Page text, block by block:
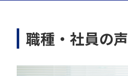
職種・社員の声